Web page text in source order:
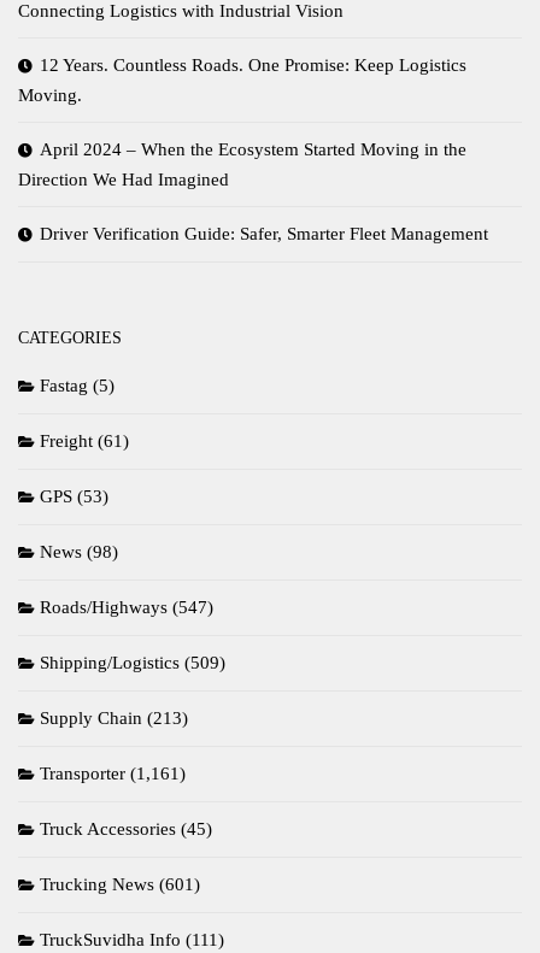
Connecting Logistics with Industrial Vision
12 Years. Countless Roads. One Promise: Keep Logistics
Moving.
April 2024 – When the Ecosystem Started Moving in the
Direction We Had Imagined
Driver Verification Guide: Safer, Smarter Fleet Management
CATEGORIES
Fastag (5)
Freight (61)
GPS (53)
News (98)
Roads/Highways (547)
Shipping/Logistics (509)
Supply Chain (213)
Transporter (1,161)
Truck Accessories (45)
Trucking News (601)
TruckSuvidha Info (111)